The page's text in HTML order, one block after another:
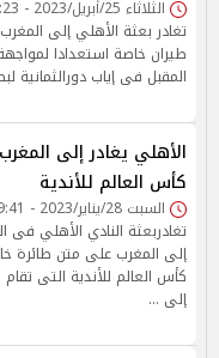
الثلاثاء 25/أبريل/2023 - 01:23 م
تغادر بعثة الأهلي إلى المغرب
طيران خاصة استعدادا
المقبل فى إياب دورالثمانية
الأهلي يغادر إلى
كأس العالم للأندية
السبت 28/يناير/2023 - 09:41 ص
تغادربعثة النادي الأهلي
إلى المغرب على متن طائرة
إلى …